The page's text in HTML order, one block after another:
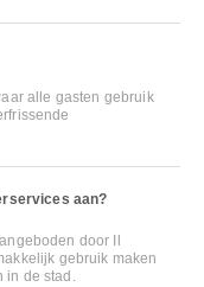
alle gasten gebruik
aan?
door Il
gebruik maken
in de stad.